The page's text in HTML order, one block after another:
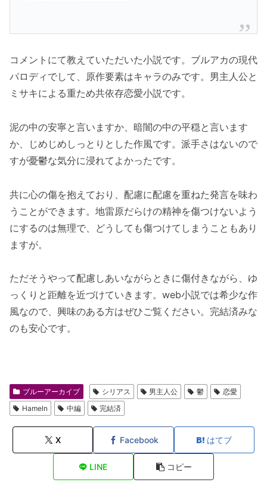
コメントにて教えていただいた小説です。ブルアカの現代
パロディでして、原作要素はキャラのみです。男主人公と
ミサキによる重ため共依存恋愛小説です。
泥の中の安寧と言いますか、暗闇の中の平穏と言います
か、じめじめしっとりとした作風です。派手さはないので
すが憂鬱な気分に浸れてよかったです。
共に心の傷を抱えており、配慮に配慮を重ねた発言を味わ
うことができます。地雷原だらけの精神を傷つけないよう
にするのは無理で、どうしても傷つけてしまうこともあり
ますが。
ただそうやって配慮しあいながらときに傷付きながら、ゆ
っくりと距離を近づけていきます。web小説では希少な作
風なので、興味のある方はぜひご覧ください。完結済みな
のも安心です。
ブルーアーカイブ シリアス 男主人公 鬱
恋愛
Hameln
中編 完結済
X Facebook はてブ
LINE コピー